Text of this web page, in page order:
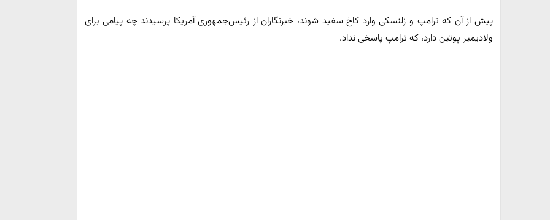
پیش از آن که ترامپ و زلنسکی وارد کاخ سفید شوند، خبرنگاران از رئیس‌جمهوری آمریکا پرسیدند چه پیامی برای
ولادیمیر پوتین دارد، که ترامپ پاسخی نداد.